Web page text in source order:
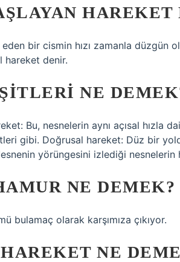
HAREKET
bir cismin hızı zamanla düzgün
hareket denir.
NE
Bu, nesnelerin aynı açısal hızla
gibi. Doğrusal hareket: Düz bir
yörüngesini izlediği nesnelerin
NE DEMEK?
bulamaç olarak karşımıza çıkıyor.
NE